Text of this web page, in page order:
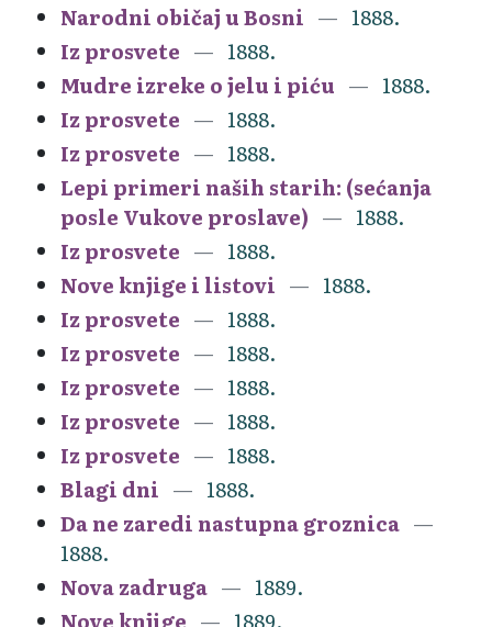
Narodni običaj u Bosni
1888.
Iz prosvete
1888.
Mudre izreke o jelu i piću
1888.
Iz prosvete
1888.
Iz prosvete
1888.
Lepi primeri naših starih: (sećanja
posle Vukove proslave)
1888.
Iz prosvete
1888.
Nove knjige i listovi
1888.
Iz prosvete
1888.
Iz prosvete
1888.
Iz prosvete
1888.
Iz prosvete
1888.
Iz prosvete
1888.
Blagi dni
1888.
Da ne zaredi nastupna groznica
1888.
Nova zadruga
1889.
Nove knjige
1889.